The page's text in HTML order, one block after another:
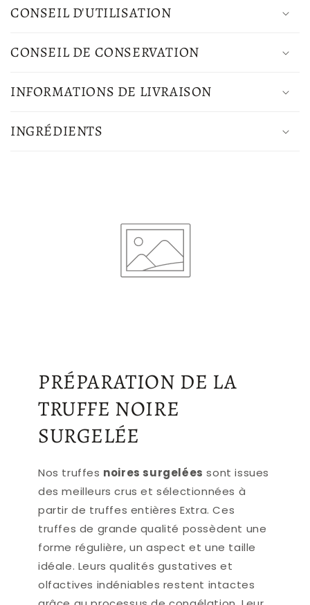
e
u
é
u
CONSEIL D'UTILISATION
CONSEIL DE CONSERVATION
INFORMATIONS DE LIVRAISON
INGRÉDIENTS
PRÉPARATION DE LA
TRUFFE NOIRE
SURGELÉE
Nos truffes noires surgelées sont issues
des meilleurs crus et sélectionnées à
partir de truffes entièresExtra. Ces
truffes de grande qualité possèdent une
forme régulière, un aspect et une taille
idéale. Leurs qualités gustatives et
olfactives indéniables restent intactes